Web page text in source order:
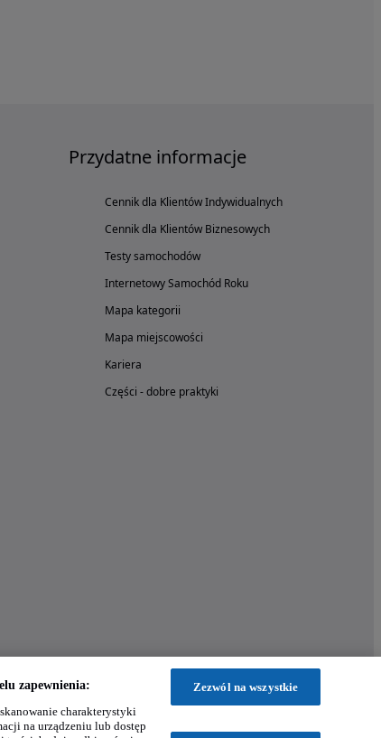
Przydatne informacje
Cennik dla Klientów Indywidualnych
Cennik dla Klientów Biznesowych
Testy samochodów
Internetowy Samochód Roku
Mapa kategorii
Mapa miejscowości
Kariera
Części - dobre praktyki
zapewnienia:
charakterystyki
na urządzeniu lub dostęp
Zezwól na wszystkie